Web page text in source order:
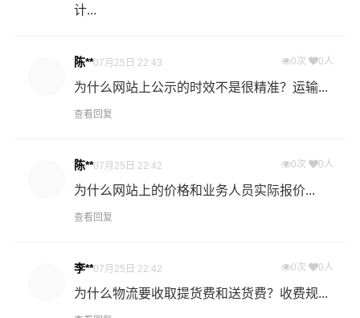
在要求的时间内为您提供最具性价比的物流服务。
物品质的高度安全，全程GPS车载定位系统实时监控，京
王危险品物流让您随时随地掌控货物在途信息。
★ 本站所列平凉到商丘危险品物流运输费用与时效仅供参
运的所有物品；如果您的货物需要临时存放，请尽早最快
通知公司客服以便安排仓库存放。
计...
陈**07月25日 22:43 0次 0人
为什么网站上公示的时效不是很精准？运输...
查看回复
陈**07月25日 22:42 0次 0人
为什么网站上的价格和业务人员实际报价...
查看回复
李**07月25日 22:42 0次 0人
为什么物流要收取提货费和送货费？收费规...